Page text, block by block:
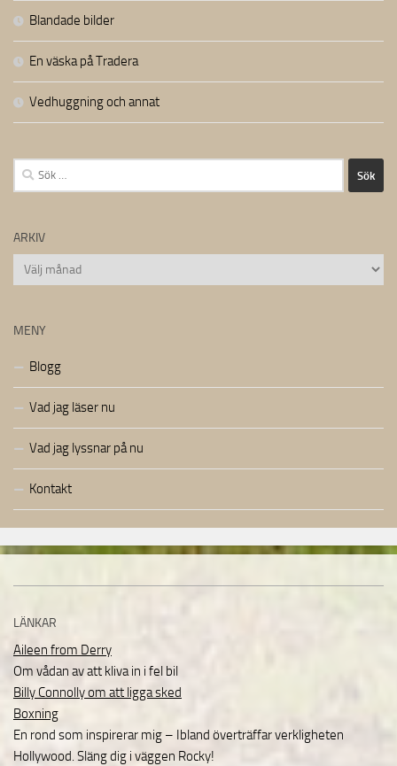
Blandade bilder
En väska på Tradera
Vedhuggning och annat
Sök
efter:
ARKIV
Arkiv
MENY
Blogg
Vad jag läser nu
Vad jag lyssnar på nu
Kontakt
LÄNKAR
Aileen from Derry
Om vådan av att kliva in i fel bil
Billy Connolly om att ligga sked
Boxning
En rond som inspirerar mig – Ibland överträffar verkligheten
Hollywood. Släng dig i väggen Rocky!